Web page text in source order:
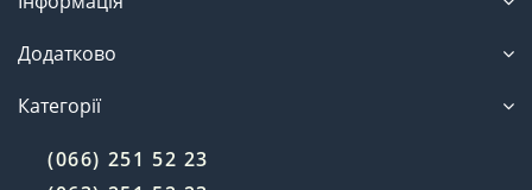
Додатково
Категорії
(066) 251 52 23